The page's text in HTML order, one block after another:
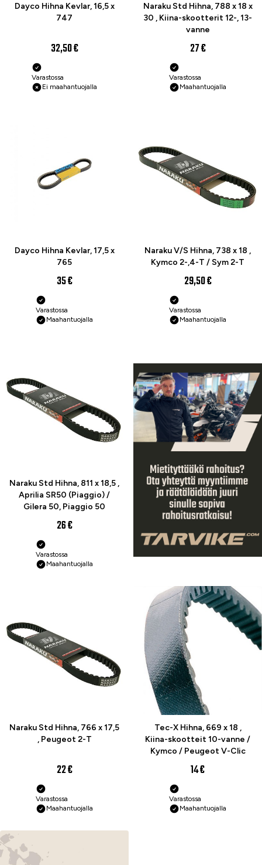
Dayco Hihna Kevlar, 16,5 x
747
32,50 €
Varastossa
Ei maahantuojalla
Naraku Std Hihna, 788 x 18 x
30 , Kiina-skootterit 12-, 13-
vanne
27 €
Varastossa
Maahantuojalla
Dayco Hihna Kevlar, 17,5 x
765
35 €
Varastossa
Maahantuojalla
Naraku V/S Hihna, 738 x 18 ,
Kymco 2-,4-T / Sym 2-T
29,50 €
Varastossa
Maahantuojalla
Naraku Std Hihna, 811 x 18,5 ,
Aprilia SR50 (Piaggio) /
Gilera 50, Piaggio 50
26 €
Varastossa
Maahantuojalla
Naraku Std Hihna, 766 x 17,5
, Peugeot 2-T
22 €
Varastossa
Maahantuojalla
Tec-X Hihna, 669 x 18 ,
Kiina-skootteit 10-vanne /
Kymco / Peugeot V-Clic
14 €
Varastossa
Maahantuojalla